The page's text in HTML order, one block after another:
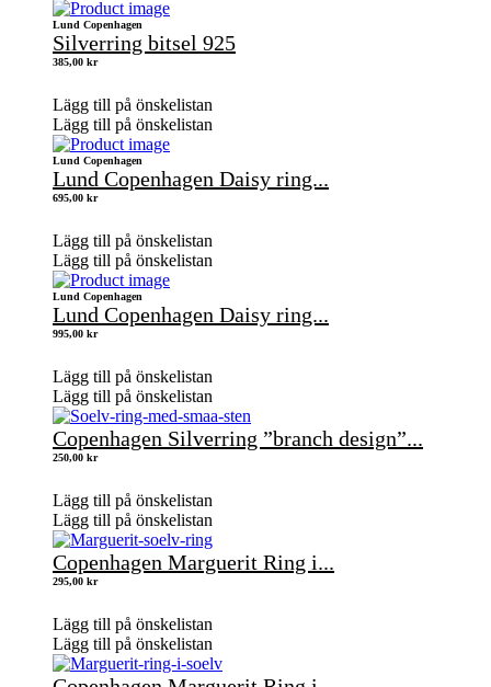
Lund Copenhagen
Silverring bitsel 925
385,00 kr
Lägg till på önskelistan
Lägg till på önskelistan
Lund Copenhagen
Lund Copenhagen Daisy ring...
695,00 kr
Lägg till på önskelistan
Lägg till på önskelistan
Lund Copenhagen
Lund Copenhagen Daisy ring...
995,00 kr
Lägg till på önskelistan
Lägg till på önskelistan
Copenhagen Silverring ”branch design”...
250,00 kr
Lägg till på önskelistan
Lägg till på önskelistan
Copenhagen Marguerit Ring i...
295,00 kr
Lägg till på önskelistan
Lägg till på önskelistan